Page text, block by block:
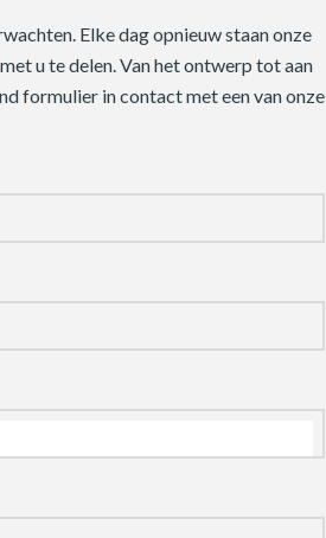
Elke dag opnieuw staan onze
u te delen. Van het ontwerp tot aan
formulier in contact met een van onze